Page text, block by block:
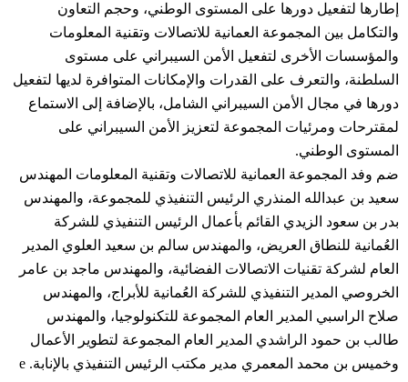
إطارها لتفعيل دورها على المستوى الوطني، وحجم التعاون
والتكامل بين المجموعة العمانية للاتصالات وتقنية المعلومات
والمؤسسات الأخرى لتفعيل الأمن السيبراني على مستوى
السلطنة، والتعرف على القدرات والإمكانات المتوافرة لديها لتفعيل
دورها في مجال الأمن السيبراني الشامل، بالإضافة إلى الاستماع
لمقترحات ومرئيات المجموعة لتعزيز الأمن السيبراني على
المستوى الوطني.
ضم وفد المجموعة العمانية للاتصالات وتقنية المعلومات المهندس
سعيد بن عبدالله المنذري الرئيس التنفيذي للمجموعة، والمهندس
بدر بن سعود الزيدي القائم بأعمال الرئيس التنفيذي للشركة
العُمانية للنطاق العريض، والمهندس سالم بن سعيد العلوي المدير
العام لشركة تقنيات الاتصالات الفضائية، والمهندس ماجد بن عامر
الخروصي المدير التنفيذي للشركة العُمانية للأبراج، والمهندس
صلاح الراسبي المدير العام المجموعة للتكنولوجيا، والمهندس
طالب بن حمود الراشدي المدير العام المجموعة لتطوير الأعمال
وخميس بن محمد المعمري مدير مكتب الرئيس التنفيذي بالإنابة. e